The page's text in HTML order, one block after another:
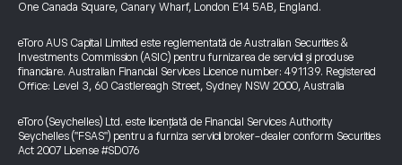
One Canada Square, Canary Wharf, London E14 5AB, England.
eToro AUS Capital Limited este reglementată de Australian Securities &
Investments Commission (ASIC) pentru furnizarea de servicii și produse
financiare. Australian Financial Services Licence number: 491139. Registered
Office: Level 3, 60 Castlereagh Street, Sydney NSW 2000, Australia
eToro (Seychelles) Ltd. este licențiată de Financial Services Authority
Seychelles ("FSAS") pentru a furniza servicii broker-dealer conform Securities
Act 2007 License #SD076